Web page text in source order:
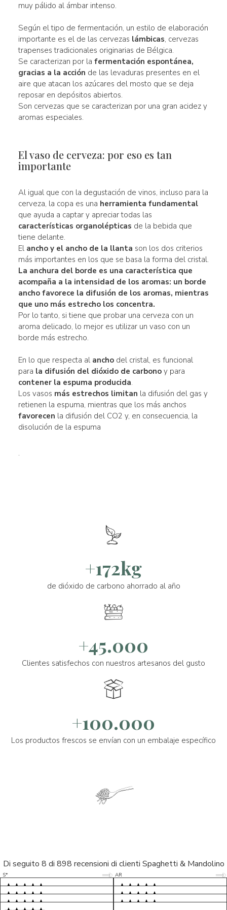
muy pálido al ámbar intenso.
Según el tipo de fermentación, un estilo de elaboración
importante es el de las cervezas lámbicas, cervezas
trapenses tradicionales originarias de Bélgica.
Se caracterizan por la fermentación espontánea,
gracias a la acción de las levaduras presentes en el
aire que atacan los azúcares del mosto que se deja
reposar en depósitos abiertos.
Son cervezas que se caracterizan por una gran acidez y
aromas especiales.
El vaso de cerveza: por eso es tan
importante
Al igual que con la degustación de vinos, incluso para la
cerveza, la copa es una herramienta fundamental
que ayuda a captar y apreciar todas las
características organolépticas de la bebida que
tiene delante.
El ancho y el anchode la llanta son los dos criterios
más importantes en los que se basa la forma del cristal.
La anchura del borde es una característica que
acompaña a la intensidad de los aromas: un borde
anchofavorece la difusión de los aromas, mientras
que uno más estrecholos concentra.
Por lo tanto, si tiene que probar una cerveza con un
aroma delicado, lo mejor es utilizar un vaso con un
borde más estrecho.
En lo que respecta al anchodel cristal, es funcional
para la difusión del dióxido de carbonoy para
contener la espuma producida.
Los vasos más estrechos limitan la difusión del gas y
retienen la espuma, mientras que los más anchos
favorecen la difusión del CO2 y, en consecuencia, la
disolución de la espuma
.
+172kg
de dióxido de carbono ahorrado al año
+45.000
Clientes satisfechos con nuestros artesanos del gusto
+100.000
Los productos frescos se envían con un embalaje específico
Di seguito 8 di 898 recensioni di clienti Spaghetti & Mandolino
S* 5/5
Tutto ok. Consegna celere , pacco
perfetto, formaggio arrivato in
LP 5/5
Ottimi formaggi vegani, consegna
M* 5/5
MC 5/5
AR 5/5
esperienza sicuramente positiva,
D* 5/5
S* 5/5